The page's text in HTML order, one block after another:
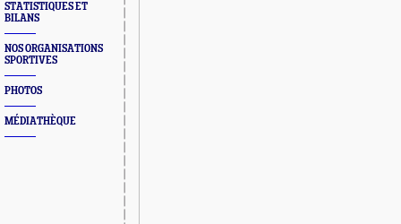
STATISTIQUES ET
BILANS
NOS ORGANISATIONS
SPORTIVES
PHOTOS
MÉDIATHÈQUE